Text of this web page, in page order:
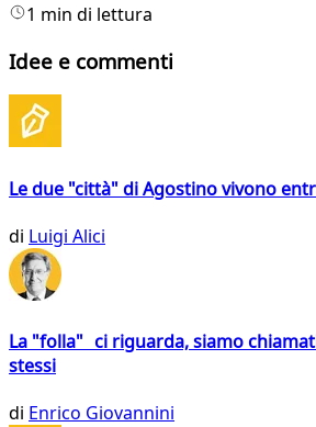
1 min di lettura
Idee e commenti
Le due "città" di Agostino vivono
di Luigi Alici
La "folla" ci riguarda, siamo
stessi
di Enrico Giovannini